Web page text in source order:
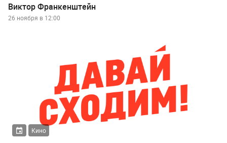
Виктор Франкенштейн
26 ноября в 12:00
Кино